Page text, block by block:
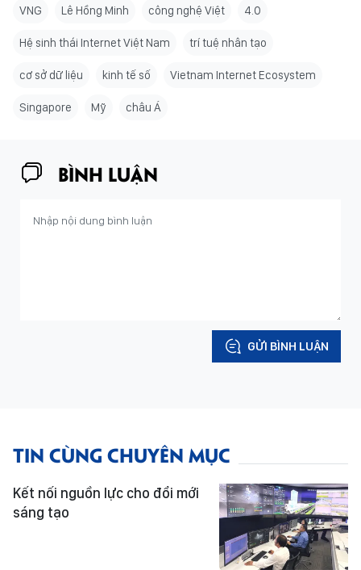
VNG Lê Hồng Minh công nghệ Việt 4.0
Hệ sinh thái Internet Việt Nam trí tuệ nhân tạo
cơ sở dữ liệu kinh tế số Vietnam Internet Ecosystem
Singapore Mỹ châu Á
BÌNH LUẬN
GỬI BÌNH LUẬN
TIN CÙNG CHUYÊN MỤC
Kết nối nguồn lực cho đổi mới
sáng tạo